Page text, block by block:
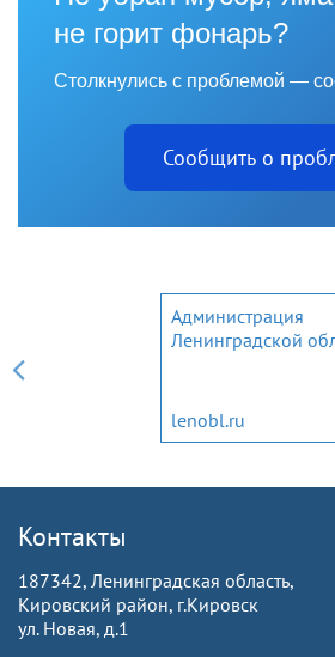
не горит фонарь?
Столкнулись с проблемой —
Сообщить о
Администрация
Ленинградской
lenobl.ru
Контакты
187342, Ленинградская область,
Кировский район, г.Кировск
ул. Новая, д.1